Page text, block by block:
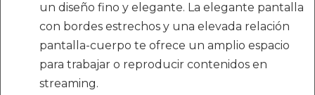
un diseño fino y elegante. La elegante pantalla
con bordes estrechos y una elevada relación
pantalla-cuerpo te ofrece un amplio espacio
para trabajar o reproducir contenidos en
streaming.